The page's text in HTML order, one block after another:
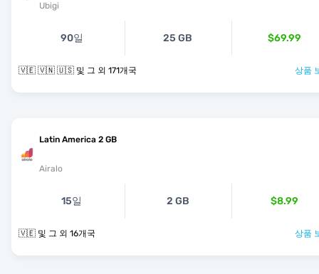
Ubigi
90일 25 GB $69.99
🇻🇪 🇻🇳 🇺🇸 및 그 외 171개국 상품
Latin America 2 GB
Airalo
15일 2 GB $8.99
🇻🇪 및 그 외 16개국 상품